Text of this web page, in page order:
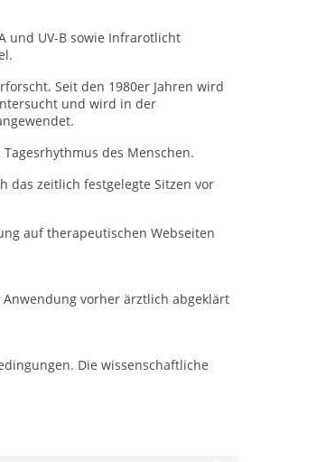
und UV-B sowie Infrarotlicht
Seit den 1980er Jahren wird
und wird in der
des Menschen.
das zeitlich festgelegte Sitzen vor
auf therapeutischen Webseiten
vorher ärztlich abgeklärt
Die wissenschaftliche